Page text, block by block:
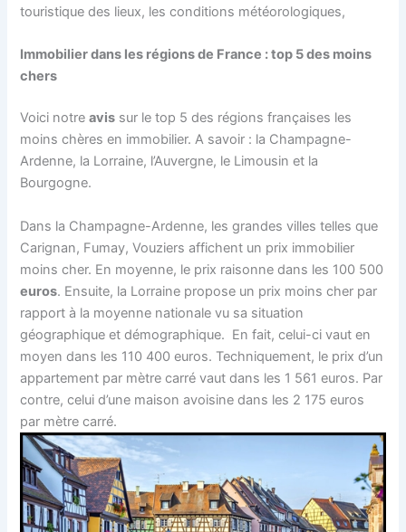
touristique des lieux, les conditions météorologiques,
Immobilier dans les régions de France : top 5 des moins
chers
Voici notreavis sur le top 5 des régions françaises les
moins chères en immobilier. A savoir : la Champagne-
Ardenne, la Lorraine, l’Auvergne, le Limousin et la
Bourgogne.
Dans la Champagne-Ardenne, les grandes villes telles que
Carignan, Fumay, Vouziers affichent un prix immobilier
moins cher. En moyenne, le prix raisonne dans les 100 500
euros. Ensuite, la Lorraine propose un prix moins cher par
rapport à la moyenne nationale vu sa situation
géographique et démographique. En fait, celui-ci vaut en
moyen dans les 110 400 euros. Techniquement, le prix d’un
appartement par mètre carré vaut dans les 1 561 euros. Par
contre, celui d’une maison avoisine dans les 2 175 euros
par mètre carré.